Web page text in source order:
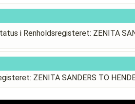
i Renholdsregisteret: ZENITA
ZENITA SANDERS TO